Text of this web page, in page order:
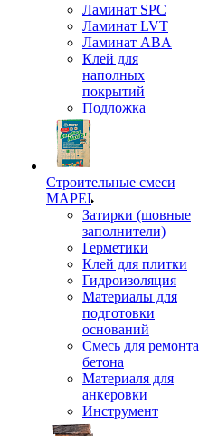
Ламинат SPC
Ламинат LVT
Ламинат ABA
Клей для
наполных
покрытий
Подложка
Строительные смеси
MAPEI
Затирки (шовные
заполнители)
Герметики
Клей для плитки
Гидроизоляция
Материалы для
подготовки
оснований
Смесь для ремонта
бетона
Материаля для
анкеровки
Инструмент